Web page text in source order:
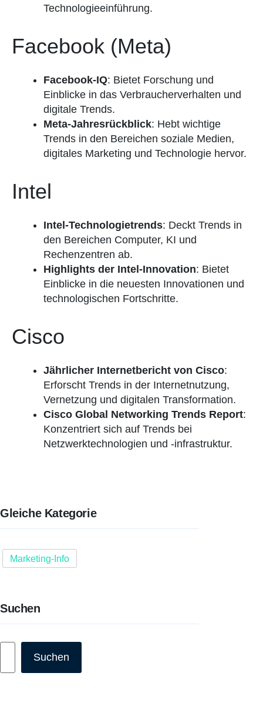
Technologieeinführung.
Facebook (Meta)
Facebook-IQ: Bietet Forschung und
Einblicke in das Verbraucherverhalten und
digitale Trends.
Meta-Jahresrückblick: Hebt wichtige
Trends in den Bereichen soziale Medien,
digitales Marketing und Technologie hervor.
Intel
Intel-Technologietrends: Deckt Trends in
den Bereichen Computer, KI und
Rechenzentren ab.
Highlights der Intel-Innovation: Bietet
Einblicke in die neuesten Innovationen und
technologischen Fortschritte.
Cisco
Jährlicher Internetbericht von Cisco:
Erforscht Trends in der Internetnutzung,
Vernetzung und digitalen Transformation.
Cisco Global Networking Trends Report:
Konzentriert sich auf Trends bei
Netzwerktechnologien und -infrastruktur.
Gleiche Kategorie
Marketing-Info
Suchen
Suchen